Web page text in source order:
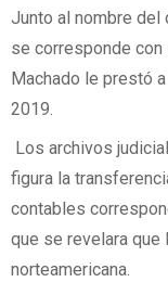
Junto al nombre del
se corresponde con
Machado le prestó
2019.
Los archivos
figura la
contables
que se revelara que
norteamericana.